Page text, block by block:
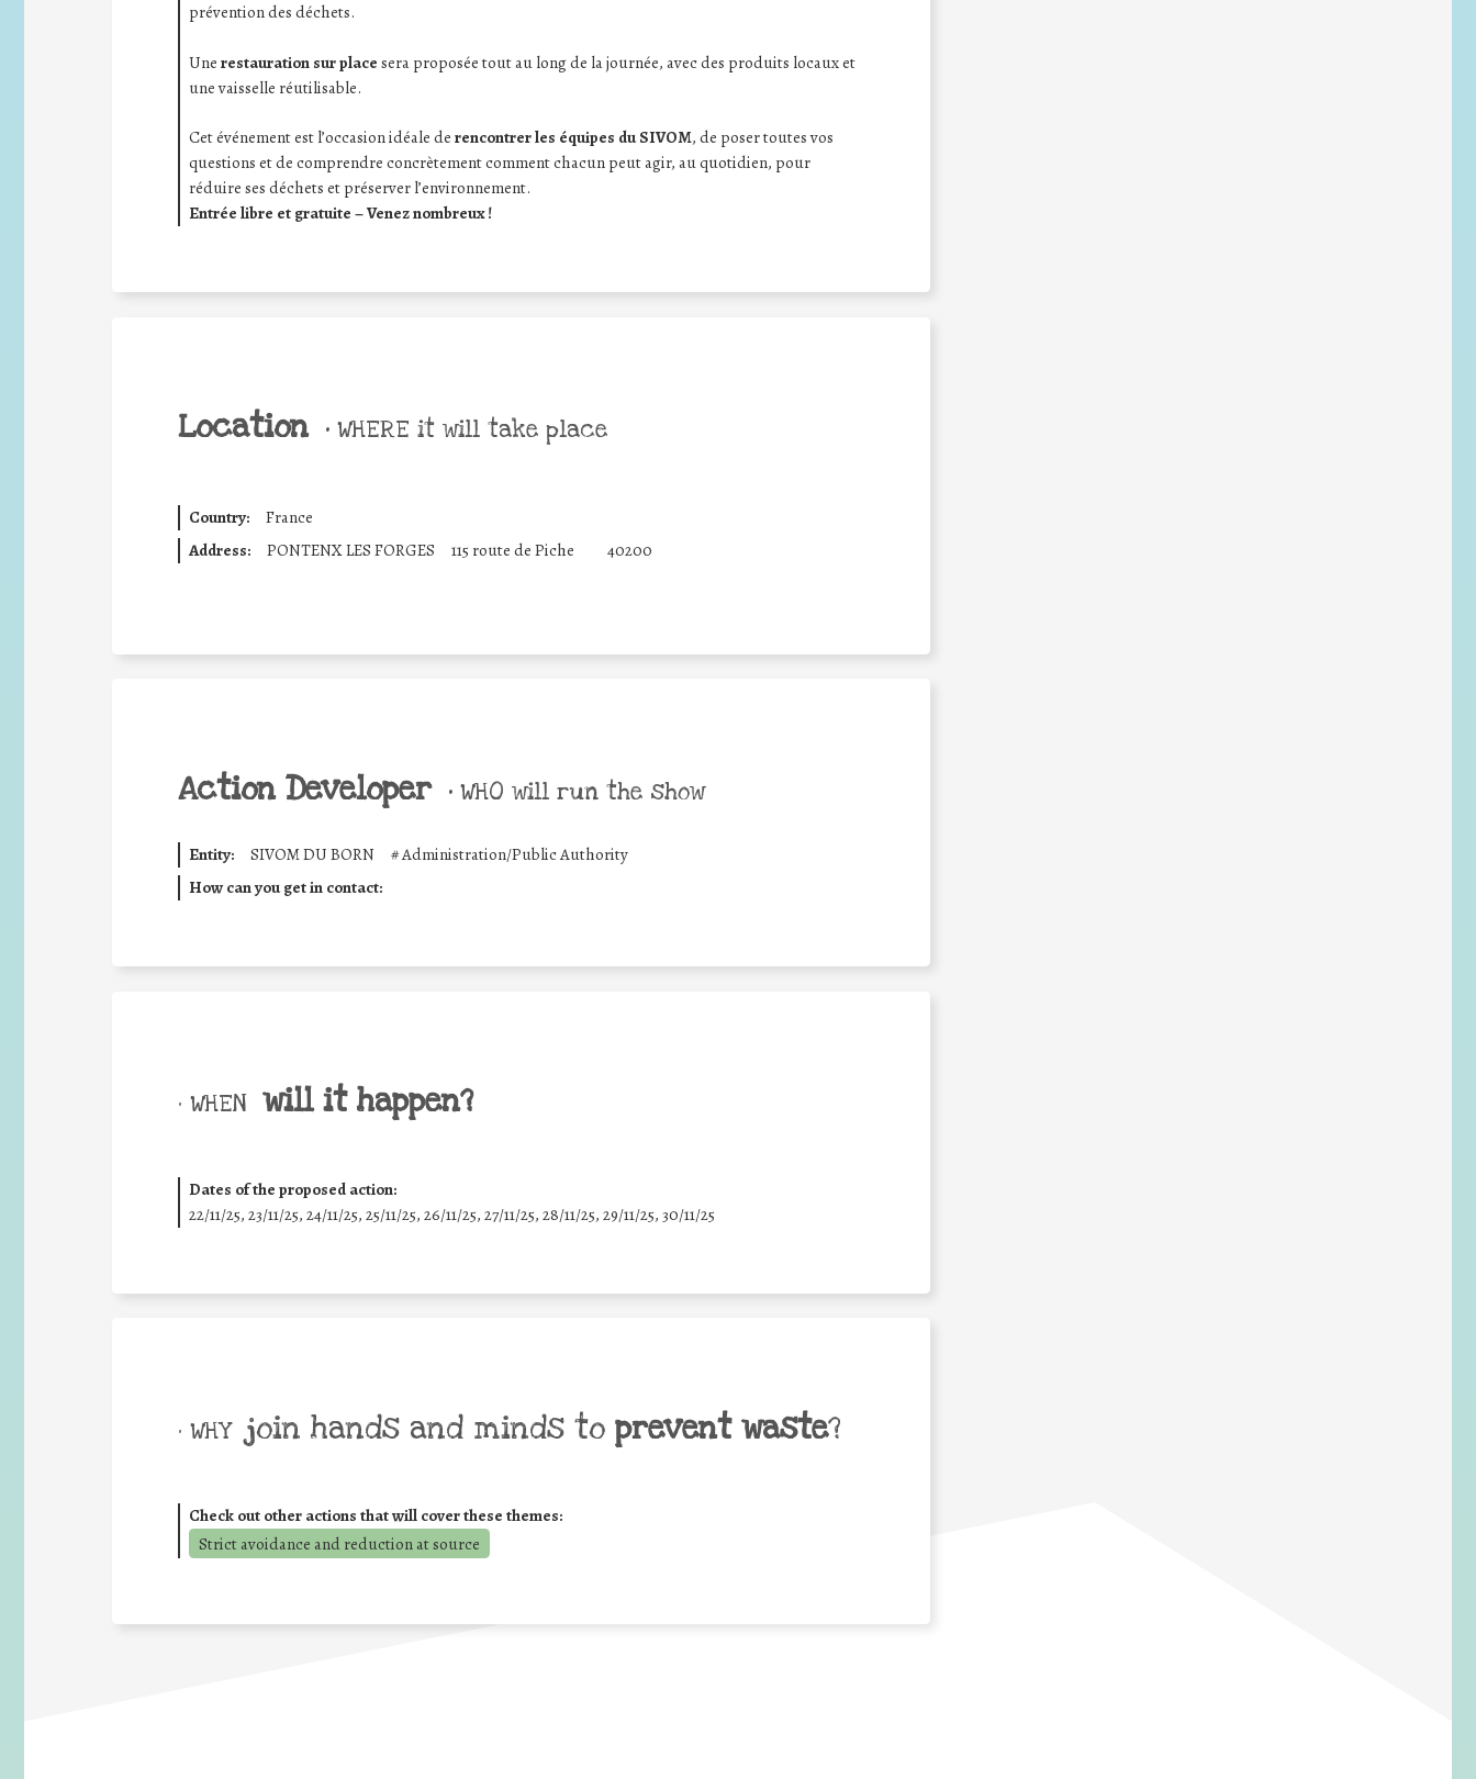
prévention des déchets.
Une restauration sur place sera proposée tout au long de la journée, avec des produits locaux et
une vaisselle réutilisable.
Cet événement est l’occasion idéale de rencontrer les équipes du SIVOM, de poser toutes vos
questions et de comprendre concrètement comment chacun peut agir, au quotidien, pour
réduire ses déchets et préserver l’environnement.
Entrée libre et gratuite – Venez nombreux !
Location • WHERE it will take place
Country:
France
Address:
PONTENX LES FORGES 115 route de Piche 40200
Action Developer • WHO will run the show
Entity: SIVOM DU BORN #Administration/Public Authority
How can you get in contact:
• WHEN will it happen?
Dates of the proposed action:
22/11/25, 23/11/25, 24/11/25, 25/11/25, 26/11/25, 27/11/25, 28/11/25, 29/11/25, 30/11/25
• WHY join hands and minds to prevent waste?
Check out other actions that will cover these themes:
Strict avoidance and reduction at source